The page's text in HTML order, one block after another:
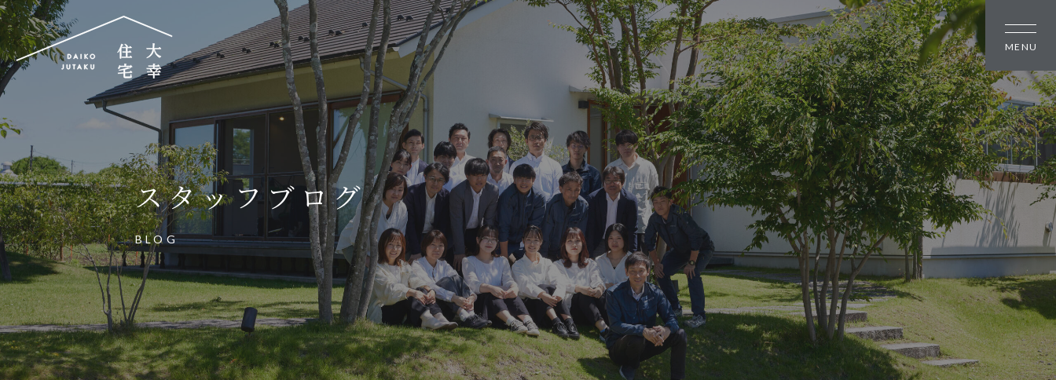
大幸住宅株式会社
〒504-0834
岐阜県各務原市那加昭南町88番地の3
大幸住宅可児工房
〒509-0203
岐阜県可児市下恵土3433番地652
お電話でのご相談はお気軽に
TEL.0574-60-1161
受付時間：9:00～17:00
新築・リノベをお考えの方
家づくりの考え方
性能
暮らし方のご提案
薪ストーブのある暮らし
平屋の暮らし
四季を感じる暮らし
アフターサポート
家づくりの流れ
施工事例
土地をお探しの方
- 分譲地情報
かさまつのちいさな町並み
いしもりのちいさな町並み
かみえどのちいさな町並み
大幸住宅について
スタッフブログ
お知らせ
会社概要
スタッフ紹介
オーナー様へ
資料請求・お問い合わせ
プライバシーポリシー
スタッフブログ
BLOG